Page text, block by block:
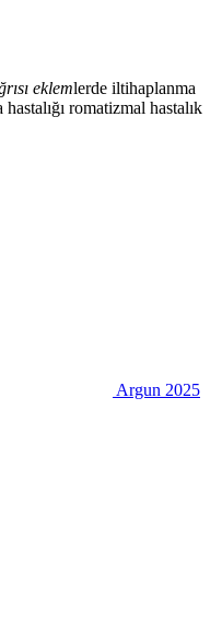
eklemlerde iltihaplanma
romatizmal hastalık
Argun 2025